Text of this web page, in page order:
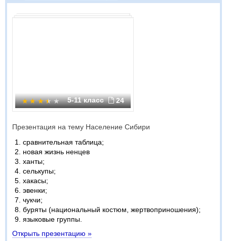
5-11 класс 24
Презентация на тему Население Сибири
сравнительная таблица;
новая жизнь ненцев
ханты;
селькупы;
хакасы;
эвенки;
чукчи;
буряты (национальный костюм, жертвоприношения);
языковые группы.
Открыть презентацию »